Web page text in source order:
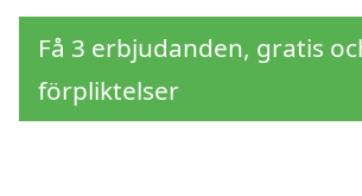
Få 3 erbjudanden, gratis
förpliktelser